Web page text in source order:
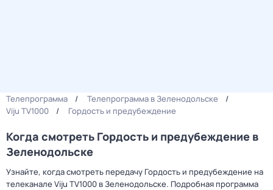
Телепрограмма
Телепрограмма в Зеленодольске
Viju TV1000
Гордость и предубеждение
Когда смотреть Гордость и предубеждение в
Зеленодольске
Узнайте, когда смотреть передачу Гордость и предубеждение на
телеканале Viju TV1000 в Зеленодольске. Подробная программа